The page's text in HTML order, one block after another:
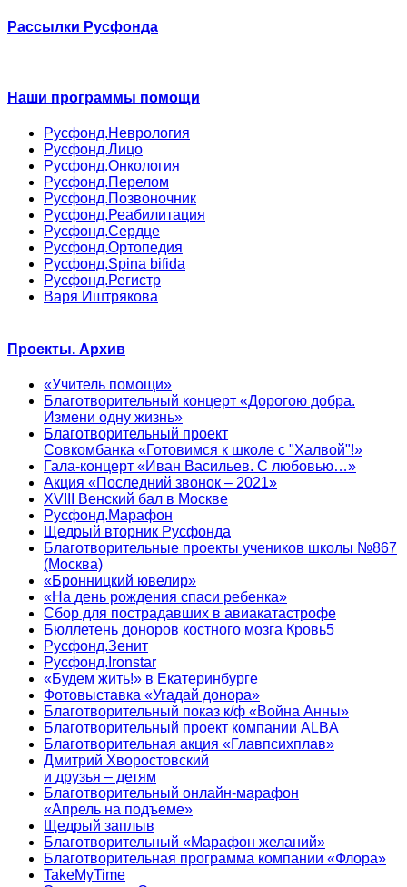
Рассылки Русфонда
Наши программы помощи
Русфонд.Неврология
Русфонд.Лицо
Русфонд.Онкология
Русфонд.Перелом
Русфонд.Позвоночник
Русфонд.Реабилитация
Русфонд.Сердце
Русфонд.Ортопедия
Русфонд.Spina bifida
Русфонд.Регистр
Варя Иштрякова
Проекты. Архив
«Учитель помощи»
Благотворительный концерт «Дорогою добра.
Измени одну жизнь»
Благотворительный проект
Совкомбанка «Готовимся к школе с "Халвой"!»
Гала-концерт «Иван Васильев. С любовью…»
Акция «Последний звонок – 2021»
XVIII Венский бал в Москве
Русфонд.Марафон
Щедрый вторник Русфонда
Благотворительные проекты учеников школы №867
(Москва)
«Бронницкий ювелир»
«На день рождения спаси ребенка»
Сбор для пострадавших в авиакатастрофе
Бюллетень доноров костного мозга Кровь5
Русфонд.Зенит
Русфонд.Ironstar
«Будем жить!» в Екатеринбурге
Фотовыставка «Угадай донора»
Благотворительный показ к/ф «Война Анны»
Благотворительный проект компании ALBA
Благотворительная акция «Главпсихплав»
Дмитрий Хворостовский
и друзья – детям
Благотворительный онлайн‑марафон
«Апрель на подъеме»
Щедрый заплыв
Благотворительный «Марафон желаний»
Благотворительная программа компании «Флора»
TakeMyTime